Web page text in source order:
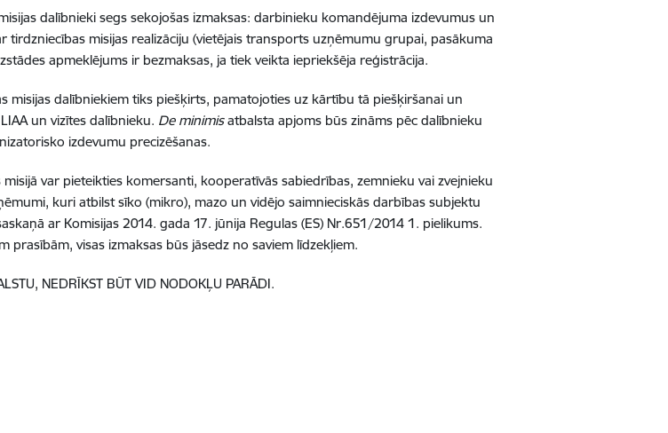
dalībnieki segs sekojošas izmaksas: darbinieku komandējuma izdevumus un
tirdzniecības misijas realizāciju (vietējais transports uzņēmumu grupai, pasākuma
apmeklējums ir bezmaksas, ja tiek veikta iepriekšēja reģistrācija.
misijas dalībniekiem tiks piešķirts, pamatojoties uz kārtību tā piešķiršanai un
un vizītes dalībnieku. De minimisatbalsta apjoms būs zināms pēc dalībnieku
izdevumu precizēšanas.
var pieteikties komersanti, kooperatīvās sabiedrības, zemnieku vai zvejnieku
kuri atbilst sīko (mikro), mazo un vidējo saimnieciskās darbības subjektu
ar Komisijas 2014. gada 17. jūnija Regulas (ES) Nr.651/2014 1. pielikums.
prasībām, visas izmaksas būs jāsedz no saviem līdzekļiem.
NEDRĪKST BŪT VID NODOKĻU PARĀDI.